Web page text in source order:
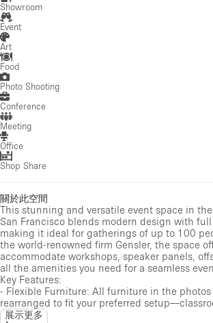
Showroom
Event
Art
Food
Photo Shooting
Conference
Meeting
Office
Shop Share
關於此空間
This stunning and versatile event space in
San Francisco blends modern design with
making it ideal for gatherings of up to 100
the world-renowned firm Gensler, the space
accommodate workshops, speaker panels,
all the amenities you need for a seamless
Key Features:
- Flexible Furniture: All furniture in the
rearranged to fit your preferred
展示更多